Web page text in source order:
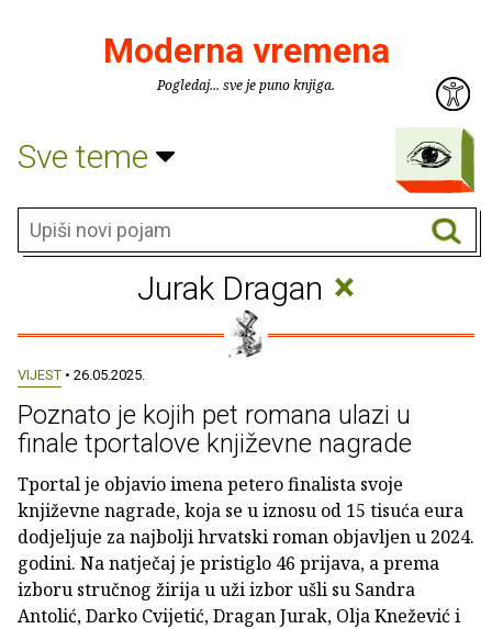
Moderna vremena
Pogledaj... sve je puno knjiga.
Sve teme
Jurak Dragan ×
VIJEST • 26.05.2025.
Poznato je kojih pet romana ulazi u
finale tportalove književne nagrade
Tportal je objavio imena petero finalista svoje
književne nagrade, koja se u iznosu od 15 tisuća eura
dodjeljuje za najbolji hrvatski roman objavljen u 2024.
godini. Na natječaj je pristiglo 46 prijava, a prema
izboru stručnog žirija u uži izbor ušli su Sandra
Antolić, Darko Cvijetić, Dragan Jurak, Olja Knežević i